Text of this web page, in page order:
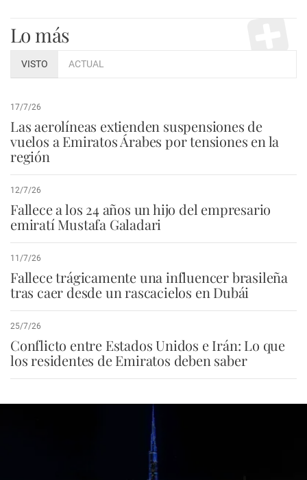
Lo más
VISTO ACTUAL
17/7/26
Las aerolíneas extienden suspensiones de
vuelos a Emiratos Árabes por tensiones en la
región
12/7/26
Fallece a los 24 años un hijo del empresario
emiratí Mustafa Galadari
11/7/26
Fallece trágicamente una influencer brasileña
tras caer desde un rascacielos en Dubái
25/7/26
Conflicto entre Estados Unidos e Irán: Lo que
los residentes de Emiratos deben saber